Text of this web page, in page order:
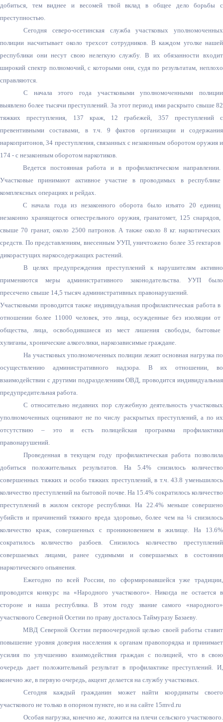
добиться, тем виднее и весомей твой вклад в общее дело борьбы с
преступностью.
Сегодня северо-осетинская служба участковых уполномоченных
полиции насчитывает около трехсот сотрудников. В каждом уголке нашей
республики они несут свою нелегкую службу. В их обязанности входит
широкий спектр полномочий, с которыми они, судя по результатам, неплохо
справляются.
С начала этого года
участковыми уполномоченными полиции
выявлено более тысячи преступлений. За этот период ими раскрыто свыше 82
тяжких преступления, 137 краж, 12 грабежей, 357 преступлений с
превентивными составами, в т.ч. 9 фактов организации и содержания
наркопритонов, 34 преступления, связанных с незаконным оборотом оружия и
174 - с незаконным оборотом наркотиков.
Ведется постоянная работа и в профилактическом направлении.
Участковые принимают активное участие в проводимых в республике
комплексных операциях и рейдах.
С начала года из незаконного оборота было изъято 20 единиц
незаконно хранящегося огнестрельного оружия, гранатомет, 125 снарядов,
свыше 70 гранат, около 2500 патронов. А также около 8 кг. наркотических
средств. По представлениям, внесенным УУП, уничтожено более 35 гектаров
дикорастущих наркосодержащих растений.
В целях предупреждения преступлений к нарушителям активно
применяются меры административного законодательства. УУП было
пресечено свыше 14,5 тысяч административных правонарушений.
Участковыми проводится также индивидуальная профилактическая работа в
отношении более 11000 человек, это лица, осужденные без изоляции от
общества, лица, освободившиеся из мест лишения свободы, бытовые
хулиганы, хронические алкоголики, наркозависимые граждане.
На участковых уполномоченных полиции лежит основная нагрузка по
осуществлению административного надзора. В их отношении, во
взаимодействии с другими подразделениям ОВД, проводится индивидуальная
предупредительная работа.
С относительно недавних пор служебную деятельность участковых
уполномоченных оценивают не по числу раскрытых преступлений, а по их
отсутствию – это и есть полицейская программа профилактики
правонарушений.
Проведенная в текущем году профилактическая работа позволила
добиться положительных результатов. На 5.4% снизилось количество
совершенных тяжких и особо тяжких преступлений, в т.ч. 43.8 уменьшилось
количество преступлений на бытовой почве. На 15.4% сократилось количество
преступлений в жилом секторе республики. На 22.4% меньше совершено
убийств и причинений тяжкого вреда здоровью, более чем на ¼ снизилось
количество краж, совершенных с проникновением в жилище. На 13.6%
сократилось количество разбоев. Снизилось количество преступлений
совершаемых лицами, ранее судимыми и совершаемых в состоянии
наркотического опьянения.
Ежегодно по всей России, по сформировавшейся уже традиции,
проводится конкурс на «Народного участкового». Никогда не остается в
стороне и наша республика. В этом году звание самого «народного»
участкового Северной Осетии по праву досталось Таймуразу Базаеву.
МВД Северной Осетии первоочередной целью своей работы ставит
повышение уровня доверия населения к органам правопорядка и принимает
усилия по улучшению взаимодействия граждан с полицией, что в свою
очередь дает положительный результат в профилактике преступлений. И,
конечно же, в первую очередь, акцент делается на службу участковых.
Сегодня каждый гражданин может найти координаты своего
участкового не только в опорном пункте, но и на сайте 15mvd.ru
Особая нагрузка, конечно же, ложится на плечи сельского участкового.